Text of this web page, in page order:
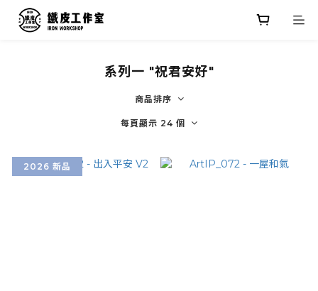
系列一 "祝君安好"
商品排序
每頁顯示 24 個
2026 新品